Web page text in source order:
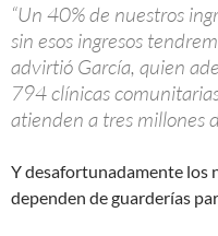
“Un 40% de nuestros
sin esos ingresos
advirtió García, quien
794 clínicas
atienden a tres millones
Y desafortunadamente los
dependen de guarderías